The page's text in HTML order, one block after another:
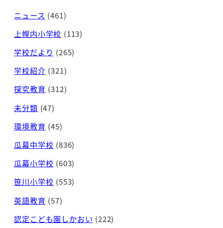
ニュース (461)
上幌内小学校 (113)
学校だより (265)
学校紹介 (321)
探究教育 (312)
未分類 (47)
環境教育 (45)
瓜幕中学校 (836)
瓜幕小学校 (603)
笹川小学校 (553)
英語教育 (57)
認定こども園しかおい (222)